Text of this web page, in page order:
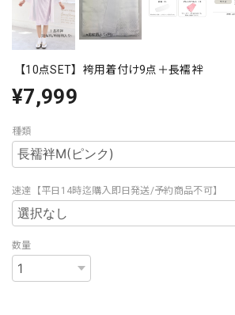
【10点SET】袴用着付け9点＋長襦袢
¥7,999
種類
速達【平日14時迄購入即日発送/予約商品不可】
数量